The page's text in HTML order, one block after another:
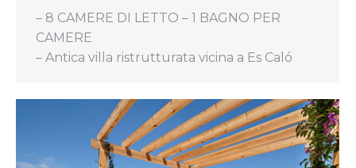
– 8 CAMERE DI LETTO – 1 BAGNO PER
CAMERE
– Antica villa ristrutturata vicina a Es Caló